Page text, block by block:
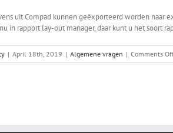
uit Compad kunnen geëxporteerd worden naar
in rapport lay-out manager, daar kunt u het soort
| April 18th, 2019 | Algemene vragen | Comments